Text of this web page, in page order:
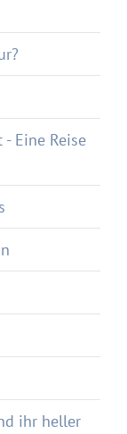
Eine Reise
ihr heller